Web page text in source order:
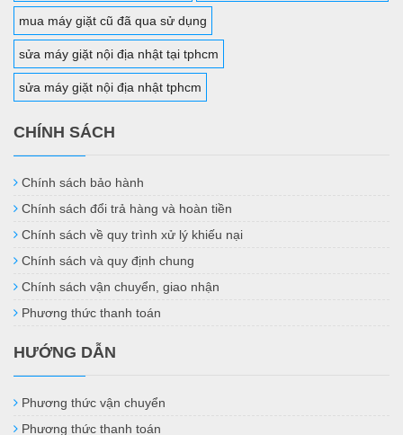
mua máy giặt cũ đã qua sử dụng
sửa máy giặt nội địa nhật tại tphcm
sửa máy giặt nội địa nhật tphcm
CHÍNH SÁCH
Chính sách bảo hành
Chính sách đổi trả hàng và hoàn tiền
Chính sách về quy trình xử lý khiếu nại
Chính sách và quy định chung
Chính sách vận chuyển, giao nhận
Phương thức thanh toán
HƯỚNG DẪN
Phương thức vận chuyển
Phương thức thanh toán